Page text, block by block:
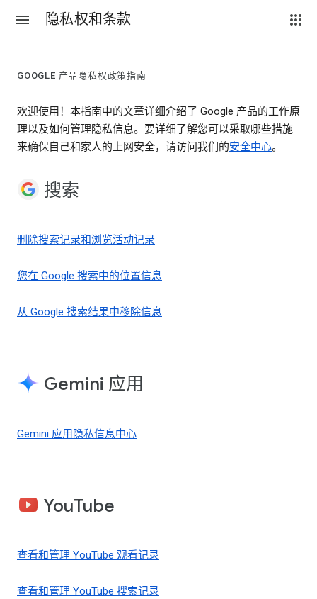
隐私权和条款
GOOGLE 产品隐私权政策指南
欢迎使用！本指南中的文章详细介绍了 Google 产品的工作原
理以及如何管理隐私信息。要详细了解您可以采取哪些措施
来确保自己和家人的上网安全，请访问我们的安全中心。
搜索
删除搜索记录和浏览活动记录
您在 Google 搜索中的位置信息
从 Google 搜索结果中移除信息
Gemini 应用
Gemini 应用隐私信息中心
YouTube
查看和管理 YouTube 观看记录
查看和管理 YouTube 搜索记录